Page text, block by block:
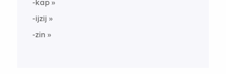
-kap
-ijzij
-zin